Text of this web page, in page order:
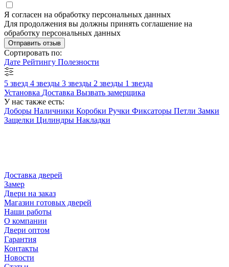
Я согласен на обработку персональных данных
Для продолжения вы должны принять соглашение на
обработку персональных данных
Отправить отзыв
Сортировать по:
Дате Рейтингу Полезности
5 звезд 4 звезды 3 звезды 2 звезды 1 звезда
Установка Доставка Вызвать замерщика
У нас также есть:
Доборы Наличники Коробки Ручки Фиксаторы Петли Замки
Защелки Цилиндры Накладки
Доставка дверей
Замер
Двери на заказ
Магазин готовых дверей
Наши работы
О компании
Двери оптом
Гарантия
Контакты
Новости